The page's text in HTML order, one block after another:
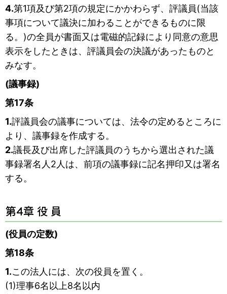
4.第1項及び第2項の規定にかかわらず、評議員(当該
事項について議決に加わることができるものに限
る。)の全員が書面又は電磁的記録により同意の意思
表示をしたときは、評議員会の決議があったものと
みなす。
(議事録)
第17条
1.評議員会の議事については、法令の定めるところに
より、議事録を作成する。
2.議長及び出席した評議員のうちから選出された議
事録署名人2人は、前項の議事録に記名押印又は署名
する。
第4章 役 員
(役員の定数)
第18条
1.この法人には、次の役員を置く。
(1)理事6名以上8名以内